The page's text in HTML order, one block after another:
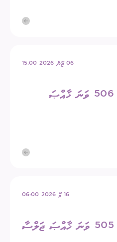
06 ޖޫން 2026 15:00
އިންތިޚާބާ ގުޅިގެން ބާއްވާ 506 ވަނަ ޚާއްޞަ
16 މޭ 2026 06:00